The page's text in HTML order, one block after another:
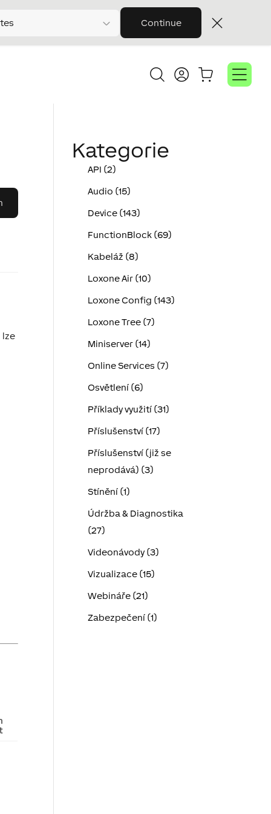
Continue
lze
Kategorie
API (2)
Audio (15)
Device (143)
FunctionBlock (69)
Kabeláž (8)
Loxone Air (10)
Loxone Config (143)
Loxone Tree (7)
Miniserver (14)
Online Services (7)
Osvětlení (6)
Příklady využití (31)
Příslušenství (17)
Příslušenství (již se
neprodává) (3)
Stínění (1)
Údržba & Diagnostika
(27)
Videonávody (3)
Vizualizace (15)
Webináře (21)
Zabezpečení (1)